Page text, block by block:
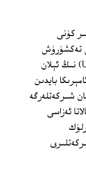
ماركو رۇبىيو 15-دېكابىر كۈنى
تەكشۈرۈش
قانۇنى» ( Uyghur Human Rights Sanctions Review Act) نىڭ ئېلان
بايدىن
شىركەتلەرگە
ئەزاسى